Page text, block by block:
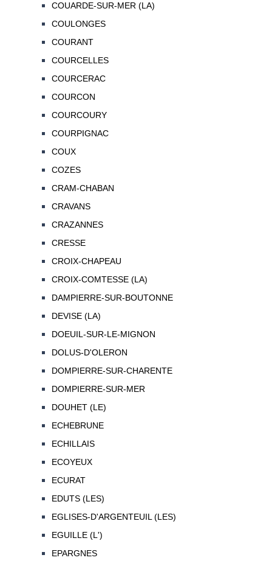
COUARDE-SUR-MER (LA)
COULONGES
COURANT
COURCELLES
COURCERAC
COURCON
COURCOURY
COURPIGNAC
COUX
COZES
CRAM-CHABAN
CRAVANS
CRAZANNES
CRESSE
CROIX-CHAPEAU
CROIX-COMTESSE (LA)
DAMPIERRE-SUR-BOUTONNE
DEVISE (LA)
DOEUIL-SUR-LE-MIGNON
DOLUS-D'OLERON
DOMPIERRE-SUR-CHARENTE
DOMPIERRE-SUR-MER
DOUHET (LE)
ECHEBRUNE
ECHILLAIS
ECOYEUX
ECURAT
EDUTS (LES)
EGLISES-D'ARGENTEUIL (LES)
EGUILLE (L')
EPARGNES